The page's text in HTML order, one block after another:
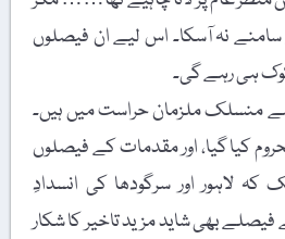
نہ آسکا۔ اس لیے ان فیصلوں
ہی رہے گی۔
منسلک ملزمان حراست میں ہیں۔
کیا گیا، اور مقدمات کے فیصلوں
لاہور اور سرگودھا کی انسدادِ
بھی شاید مزید تاخیر کا شکار